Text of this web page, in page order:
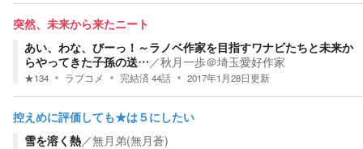
突然、未来から来たニート
あい、わな、びーっ！～ラノベ作家を目指すワナビたちと未来か
らやってきた子孫の送…／秋月一歩＠埼玉愛好作家
★134 ラブコメ 完結済44話 2017年1月28日更新
控えめに評価しても★は５にしたい
雪を溶く熱／無月弟(無月蒼)